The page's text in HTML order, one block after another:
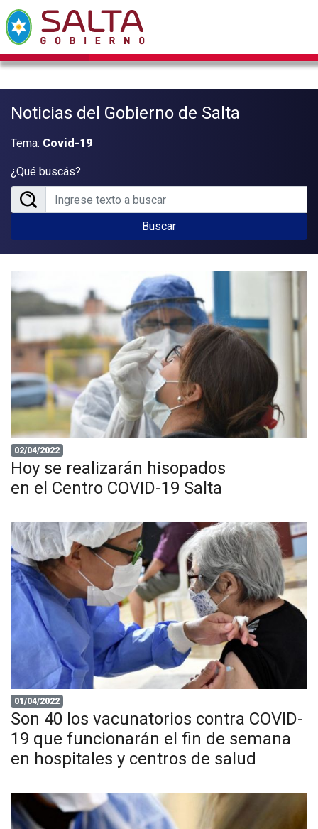
Noticias del Gobierno de Salta
Tema: Covid-19
¿Qué buscás?
Buscar
02/04/2022
Hoy se realizarán hisopados
en el Centro COVID-19 Salta
01/04/2022
Son 40 los vacunatorios contra COVID-
19 que funcionarán el fin de semana
en hospitales y centros de salud